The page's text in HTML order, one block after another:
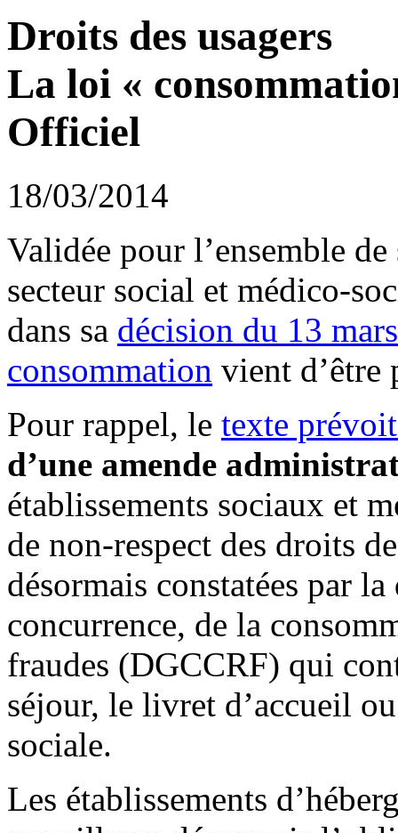
Droits des usagers
La loi «
Officiel
18/03/2014
Validée pour l’ensemble
secteur social et médico-
dans sa décision du 13
consommation vient
Pour rappel, le texte
d’une amende
établissements sociaux et
de non-respect des droits
désormais constatées par
concurrence, de la
fraudes (DGCCRF) qui
séjour, le livret d’accueil
sociale.
Les établissements